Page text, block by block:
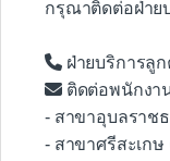
กรุณาติดต่อฝ่าย
ฝ่ายบริการลูก
ติดต่อพนักงา
- สาขาอุบลราช
- สาขาศรีสะเกษ